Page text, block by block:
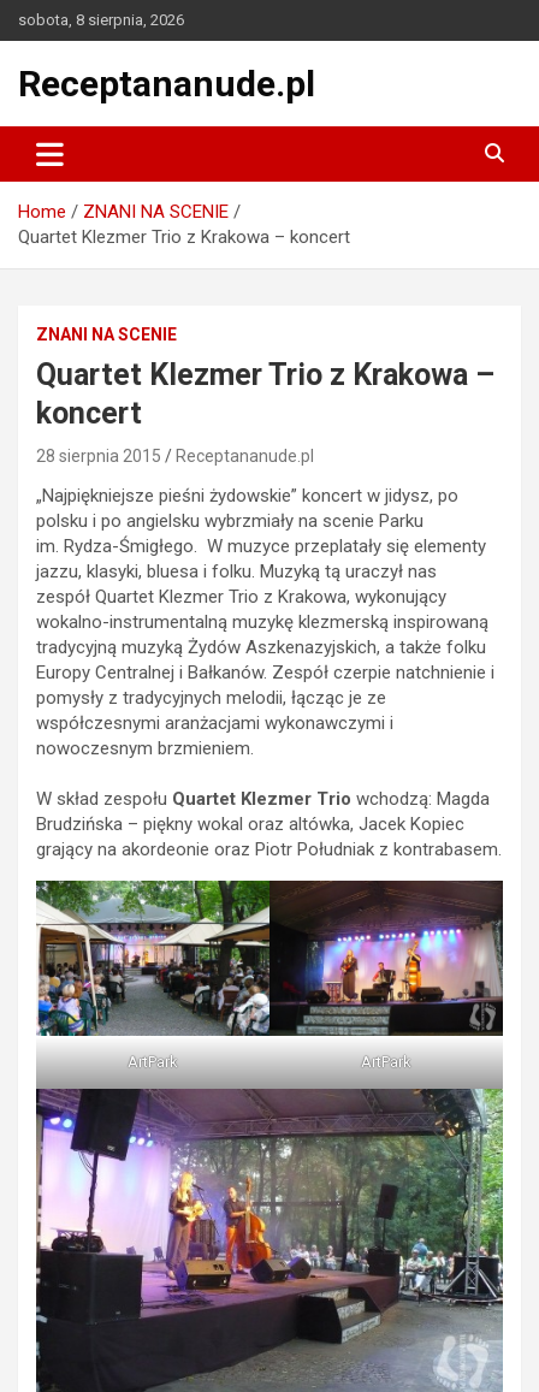
to
sobota, 8 sierpnia, 2026
Receptananude.pl
Home
ZNANI NA SCENIE
Quartet Klezmer Trio z Krakowa – koncert
ZNANI NA SCENIE
Quartet Klezmer Trio z Krakowa –
koncert
28 sierpnia 2015 Receptananude.pl
„Najpiękniejsze pieśni żydowskie” koncert w jidysz, po
polsku i po angielsku wybrzmiały na scenie Parku
im. Rydza-Śmigłego. W muzyce przeplatały się elementy
jazzu, klasyki, bluesa i folku. Muzyką tą uraczył nas
zespół Quartet Klezmer Trio z Krakowa, wykonujący
wokalno-instrumentalną muzykę klezmerską inspirowaną
tradycyjną muzyką Żydów Aszkenazyjskich, a także folku
Europy Centralnej i Bałkanów. Zespół czerpie natchnienie i
pomysły z tradycyjnych melodii, łącząc je ze
współczesnymi aranżacjami wykonawczymi i
nowoczesnym brzmieniem.
W skład zespołu Quartet Klezmer Trio wchodzą: Magda
Brudzińska – piękny wokal oraz altówka, Jacek Kopiec
grający na akordeonie oraz Piotr Południak z kontrabasem.
ArtPark ArtPark